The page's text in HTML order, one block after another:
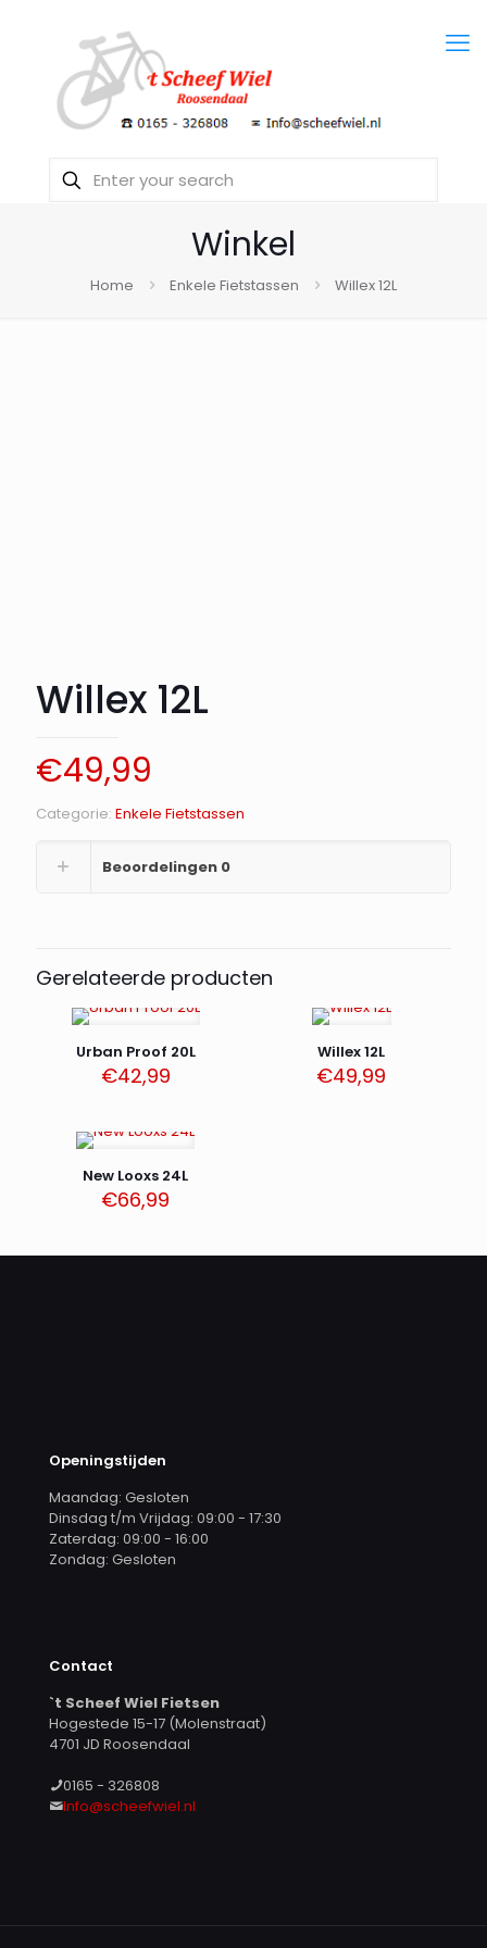
Winkel
Home Enkele Fietstassen Willex 12L
Willex 12L
€49,99
Categorie: Enkele Fietstassen
Beoordelingen 0
Gerelateerde producten
Urban Proof 20L
€42,99
Willex 12L
€49,99
New Looxs 24L
€66,99
Openingstijden
Maandag: Gesloten
Dinsdag t/m Vrijdag: 09:00 - 17:30
Zaterdag: 09:00 - 16:00
Zondag: Gesloten
Contact
`t Scheef Wiel Fietsen
Hogestede 15-17 (Molenstraat)
4701 JD Roosendaal
0165 - 326808
Info@scheefwiel.nl